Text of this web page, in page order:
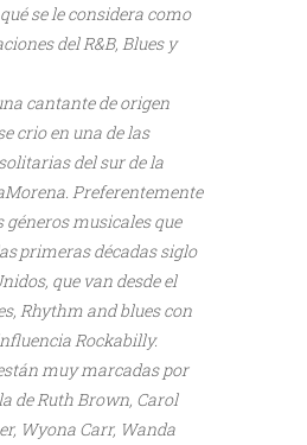
se le considera como
del R&B, Blues y
cantante de origen
crio en una de las
del sur de la
Preferentemente
géneros musicales que
primeras décadas siglo
que van desde el
Rhythm and blues con
Rockabilly.
muy marcadas por
de Ruth Brown, Carol
Wyona Carr, Wanda